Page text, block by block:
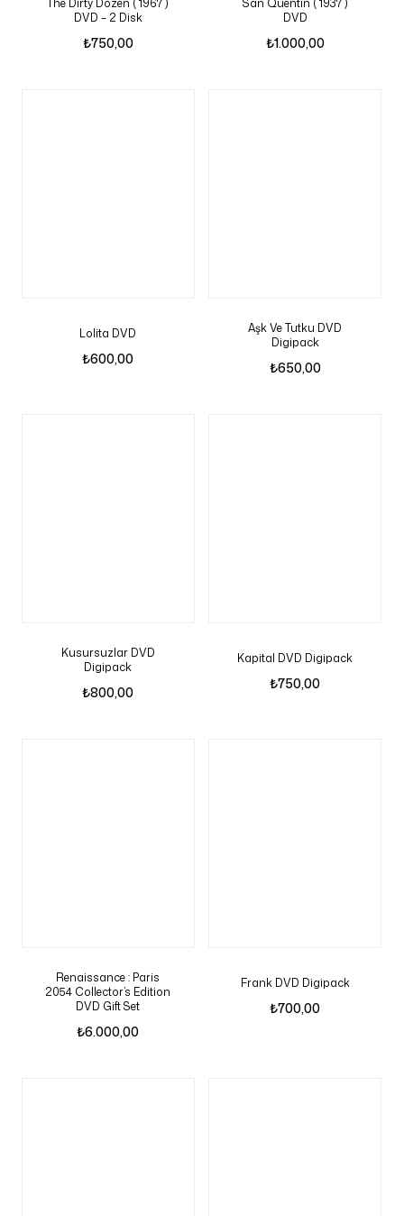
The Dirty Dozen ( 1967 )
DVD – 2 Disk
₺750,00
San Quentin ( 1937 )
DVD
₺1.000,00
Lolita DVD
₺600,00
Aşk Ve Tutku DVD
Digipack
₺650,00
Kusursuzlar DVD
Digipack
₺800,00
Kapital DVD Digipack
₺750,00
Renaissance : Paris
2054 Collector’s Edition
DVD Gift Set
₺6.000,00
Frank DVD Digipack
₺700,00